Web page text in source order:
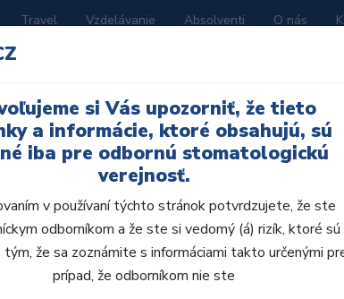
Travel Vzdelávanie Absolventi O nás
si Vás upozorniť, že tieto
a informácie, ktoré obsahujú, sú
iba pre odbornú stomatologickú
verejnosť.
v používaní týchto stránok potvrdzujete, že ste
odborníkom a že ste si vedomý (á) rizík, ktoré sú
že sa zoznámite s informáciami takto určenými
prípad, že odborníkom nie ste